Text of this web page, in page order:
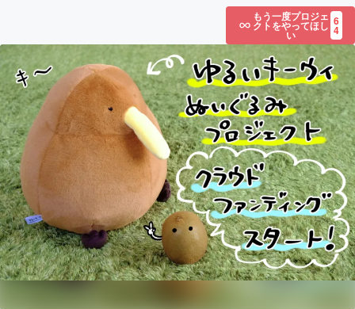
もう一度プロジェ
クトをやってほし
い
6
4